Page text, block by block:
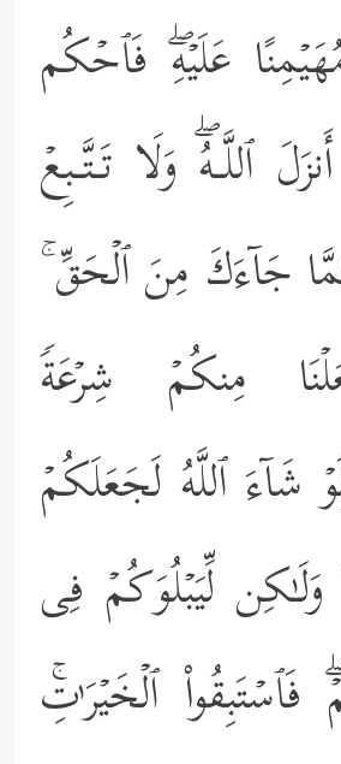
عَلَیۡهِۖ فَٱحۡكُم
ٱللَّـهُۖ وَلَا تَـتَّـبِعۡ
جَاۤءَكَ مِنَ ٱلۡحَقِّ
مِنكُمۡ شِرۡعَةࣰ
شَاۤءَ ٱللَّهُ لَجَعَلَكُمۡ
لِّیَبۡلُوَكُمۡ فِی
فَٱسۡتَبِقُواْ ٱلۡخَیۡرَ ٰ⁠تِۚ